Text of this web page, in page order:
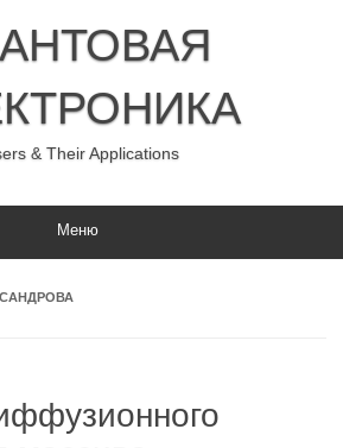
& Their Applications
Меню